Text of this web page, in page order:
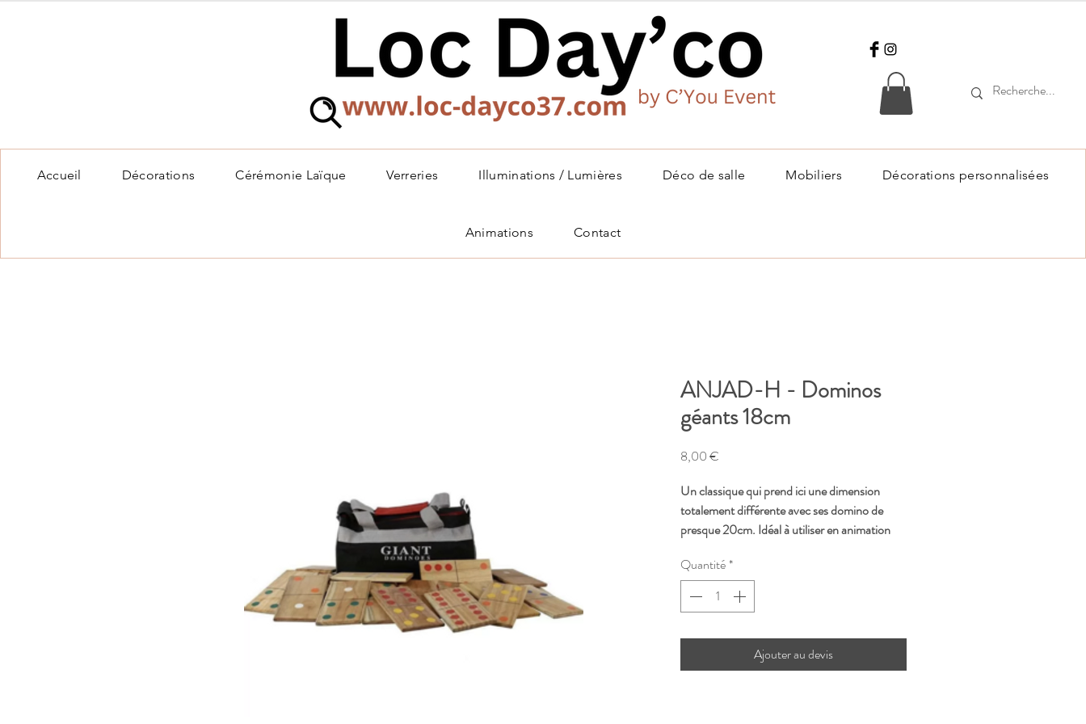
Accueil Décorations Cérémonie Laïque Verreries Illuminations / Lumières Déco de salle Mobiliers Décorations personnalisées
Animations Contact
ANJAD-H - Dominos
géants 18cm
8,00 €
Un classique qui prend ici une dimension
totalement différente avec ses domino de
presque 20cm. Idéal à utiliser en animation
Quantité*
Ajouter au devis